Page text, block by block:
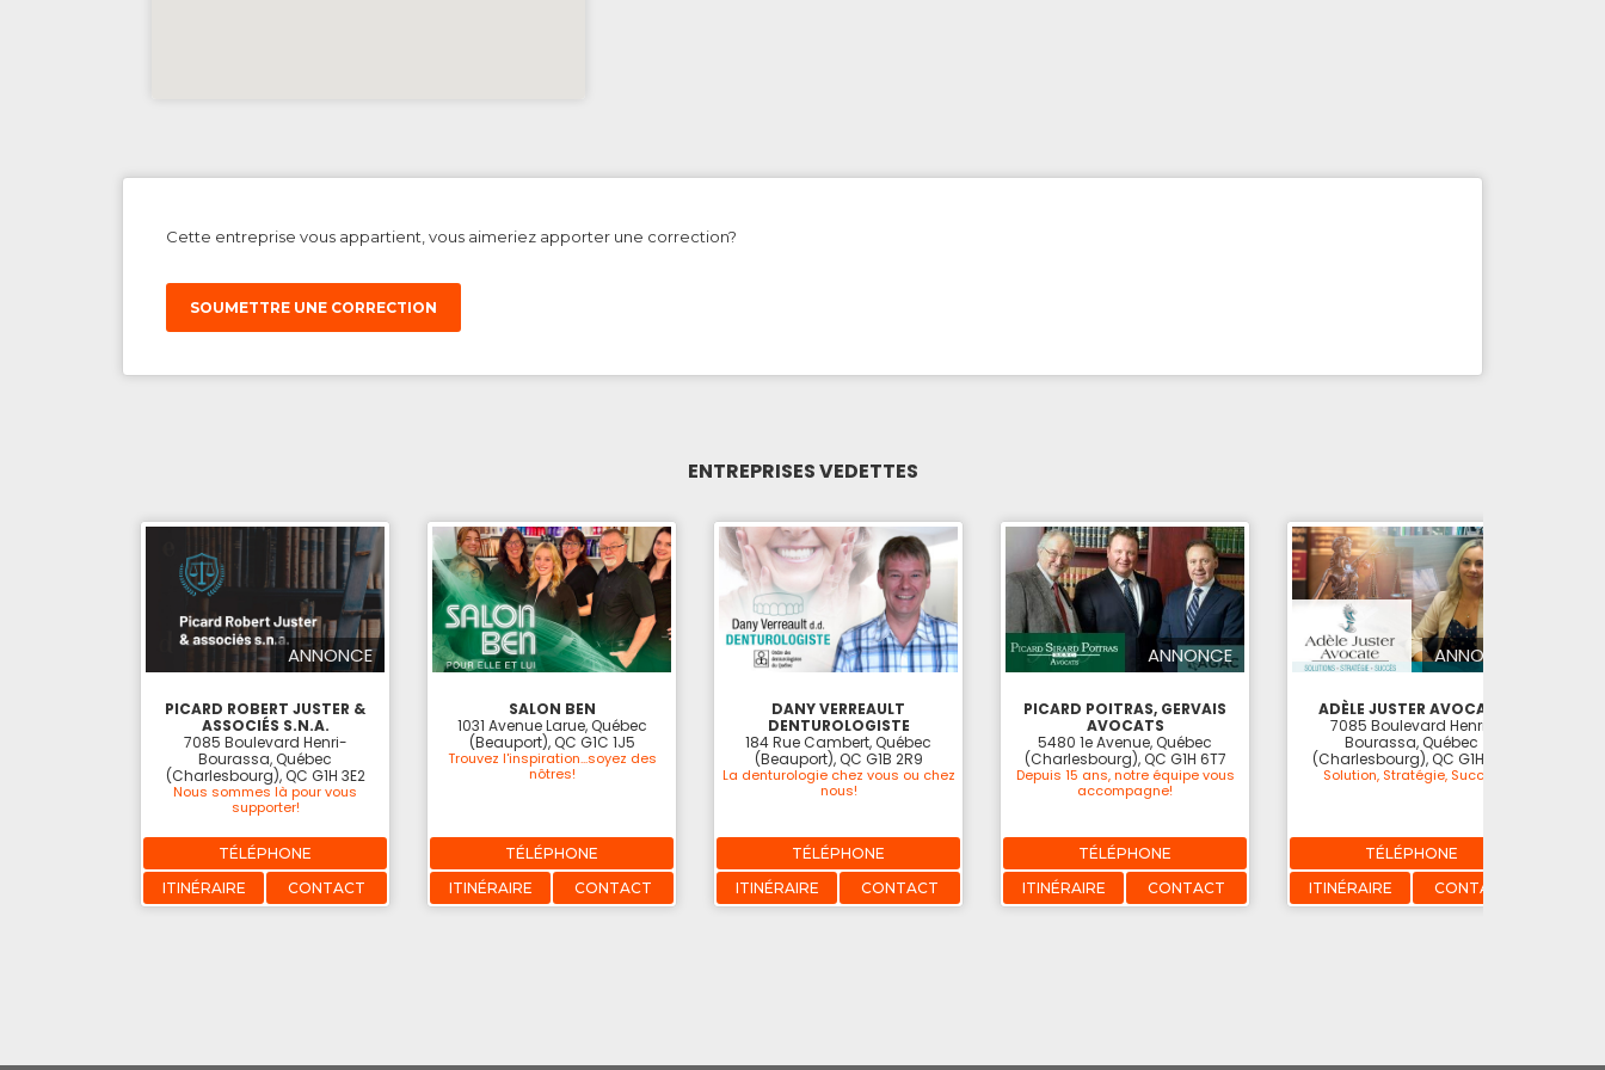
Cette entreprise vous appartient, vous aimeriez apporter une correction?
SOUMETTRE UNE CORRECTION
ENTREPRISES VEDETTES
ANNONCE
PICARD ROBERT JUSTER &
ASSOCIÉS S.N.A.
7085 Boulevard Henri-
Bourassa, Québec
(Charlesbourg), QC G1H 3E2
Nous sommes là pour vous
supporter!
TÉLÉPHONE
ITINÉRAIRE
CONTACT
SALON BEN
1031 Avenue Larue, Québec
(Beauport), QC G1C 1J5
Trouvez l'inspiration...soyez des
nôtres!
TÉLÉPHONE
ITINÉRAIRE
CONTACT
DANY VERREAULT
DENTUROLOGISTE
184 Rue Cambert, Québec
(Beauport), QC G1B 2R9
La denturologie chez vous ou chez
nous!
TÉLÉPHONE
ITINÉRAIRE
CONTACT
ANNONCE
PICARD POITRAS, GERVAIS
AVOCATS
5480 1e Avenue, Québec
(Charlesbourg), QC G1H 6T7
Depuis 15 ans, notre équipe vous
accompagne!
TÉLÉPHONE
ITINÉRAIRE
CONTACT
ANNONCE
ADÈLE JUSTER AVOCATE
7085 Boulevard Henri-
Bourassa, Québec
(Charlesbourg), QC G1H 3E2
Solution, Stratégie, Succès
TÉLÉPHONE
ITINÉRAIRE
CONTACT